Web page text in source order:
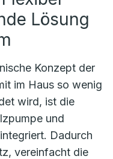
Lösung
Konzept der
im Haus so wenig
wird, ist die
und
Dadurch
vereinfacht die